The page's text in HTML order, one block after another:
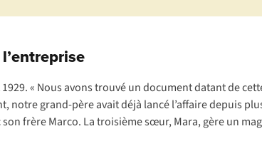
« Nous avons trouvé un document datant de
notre grand-père avait déjà lancé l’affaire depuis
frère Marco. La troisième sœur, Mara, gère un